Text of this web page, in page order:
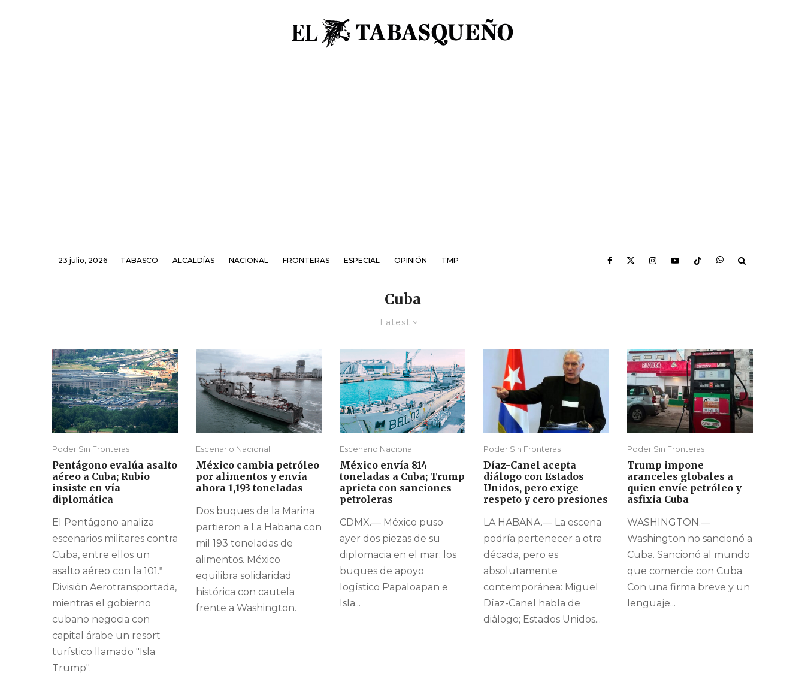
23 julio, 2026 TABASCO ALCALDÍAS NACIONAL FRONTERAS ESPECIAL OPINIÓN TMP
Cuba
Latest
Poder Sin Fronteras
Pentágono evalúa asalto
aéreo a Cuba; Rubio
insiste en vía
diplomática
El Pentágono analiza
escenarios militares contra
Cuba, entre ellos un
asalto aéreo con la 101.ª
División Aerotransportada,
mientras el gobierno
cubano negocia con
capital árabe un resort
turístico llamado "Isla
Trump".
Escenario Nacional
México cambia petróleo
por alimentos y envía
ahora 1,193 toneladas
Dos buques de la Marina
partieron a La Habana con
mil 193 toneladas de
alimentos. México
equilibra solidaridad
histórica con cautela
frente a Washington.
Escenario Nacional
México envía 814
toneladas a Cuba; Trump
aprieta con sanciones
petroleras
CDMX.— México puso
ayer dos piezas de su
diplomacia en el mar: los
buques de apoyo
logístico Papaloapan e
Isla...
Poder Sin Fronteras
Díaz-Canel acepta
diálogo con Estados
Unidos, pero exige
respeto y cero presiones
LA HABANA.— La escena
podría pertenecer a otra
década, pero es
absolutamente
contemporánea: Miguel
Díaz-Canel habla de
diálogo; Estados Unidos...
Poder Sin Fronteras
Trump impone
aranceles globales a
quien envíe petróleo y
asfixia Cuba
WASHINGTON.—
Washington no sancionó a
Cuba. Sancionó al mundo
que comercie con Cuba.
Con una firma breve y un
lenguaje...